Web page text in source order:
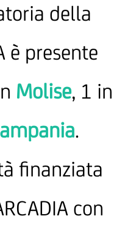
della
è presente
Molise, 1 in
.
finanziata
con